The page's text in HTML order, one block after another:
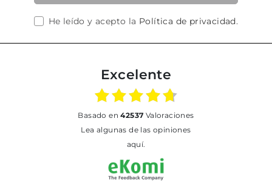
He leído y acepto la Política de privacidad.
Excelente
basado en42537 Valoraciones
Lea algunas de las opiniones
aquí.